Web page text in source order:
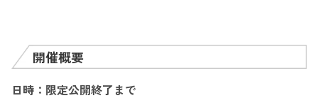
開催概要
日時：限定公開終了まで